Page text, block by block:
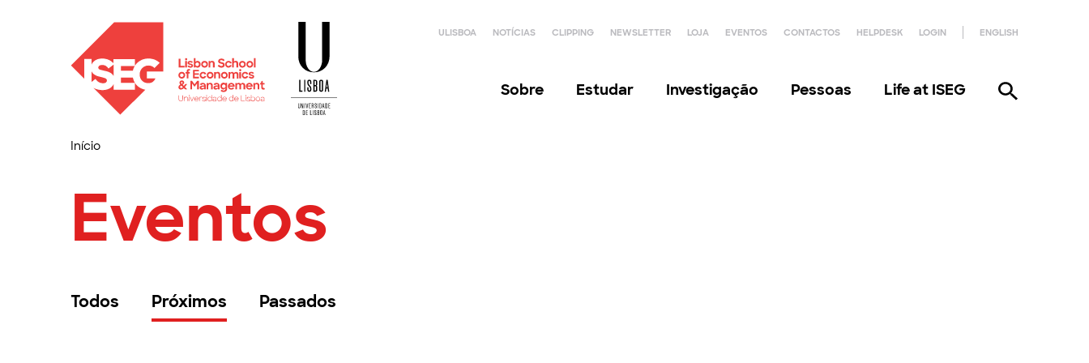
ULISBOA NOTÍCIAS CLIPPING NEWSLETTER LOJA EVENTOS CONTACTOS HELPDESK LOGIN ENGLISH
Sobre Estudar Investigação Pessoas Life at ISEG
Início
Eventos
Todos Próximos Passados